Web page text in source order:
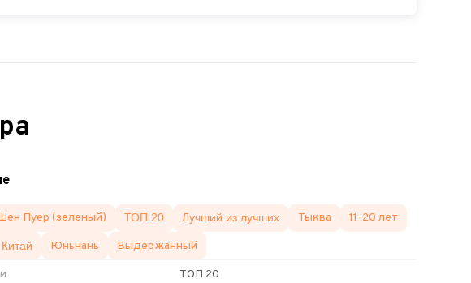
Пуер (зеленый) ТОП 20 Лучший из лучших Тыква 11-20 лет
Китай Юньнань Выдержанный
ТОП 20